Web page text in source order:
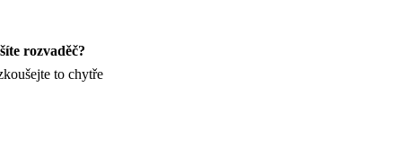
rozvaděč?
to chytře